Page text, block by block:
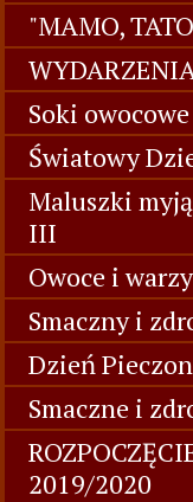
"MAMO,
Soki
Światowy
Maluszki
III
Owoce i
Smaczny i
Dzień
Smaczne i
2019/2020